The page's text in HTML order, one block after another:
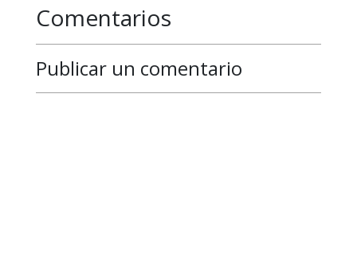
Comentarios
Publicar un comentario